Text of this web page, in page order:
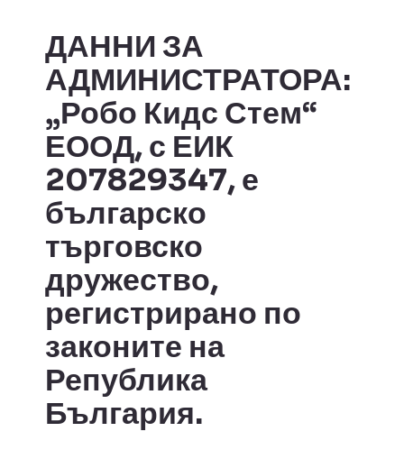
ДАННИ ЗА
АДМИНИСТРАТОРА:
„Робо Кидс Стем“
ЕООД, с ЕИК
207829347, е
българско
търговско
дружество,
регистрирано по
законите на
Република
България.